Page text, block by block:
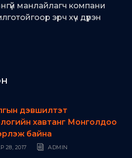
манлайлагч компани
эрч хүч дүүрэн
дэвшилтэт
хавтанг Монголдоо
байна
28, 2017 ADMIN